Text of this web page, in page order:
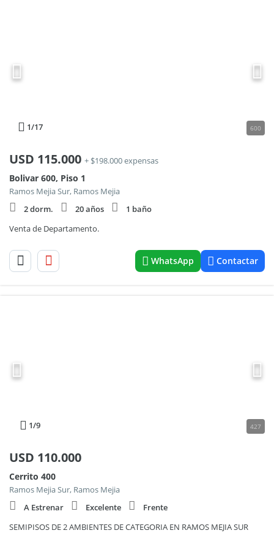
1/17 600
USD 115.000 + $198.000 expensas
Bolivar 600, Piso 1
Ramos Mejia Sur, Ramos Mejia
2 dorm.
20 años
1 baño
Venta de Departamento.
WhatsApp Contactar
1/9 427
USD 110.000
Cerrito 400
Ramos Mejia Sur, Ramos Mejia
A Estrenar
Excelente
Frente
SEMIPISOS DE 2 AMBIENTES DE CATEGORIA EN RAMOS MEJIA SUR